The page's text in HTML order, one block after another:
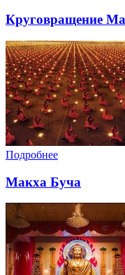
Круговращение
Подробнее
Макха Буча